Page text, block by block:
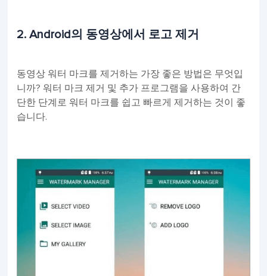
2. Android의 동영상에서 로고 제거
동영상 워터 마크를 제거하는 가장 좋은 방법은 무엇입
니까? 워터 마크 제거 및 추가 프로그램을 사용하여 간
단한 단계로 워터 마크를 쉽고 빠르게 제거하는 것이 좋
습니다.